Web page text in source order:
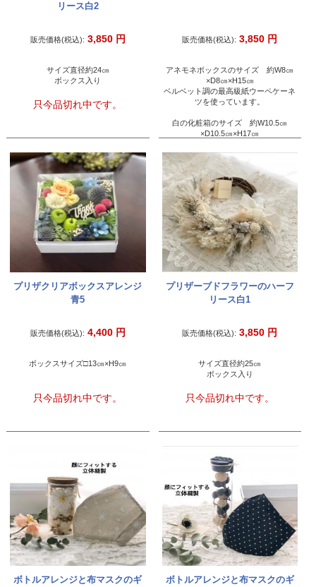
リース白2
販売価格(税込): 3,850 円
サイズ直径約24㎝
ボックス入り
只今品切れ中です。
販売価格(税込): 3,850 円
アネモネボックスのサイズ 約W8㎝
×D8㎝×H15㎝
ベルベット調の最高級紙ウーペケーネ
ツを使っています。
白の化粧箱のサイズ 約W10.5㎝
×D10.5㎝×H17㎝
プリザクリアボックスアレンジ
青5
販売価格(税込): 4,400 円
ボックスサイズ□13㎝×H9㎝
只今品切れ中です。
プリザーブドフラワーのハーフ
リース白1
販売価格(税込): 3,850 円
サイズ直径約25㎝
ボックス入り
只今品切れ中です。
ボトルアレンジと布マスクのギ
ボトルアレンジと布マスクのギ